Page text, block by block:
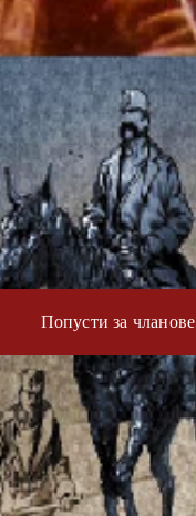
Попусти за чланове